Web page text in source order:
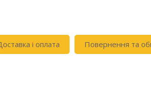
і оплата Повернення та